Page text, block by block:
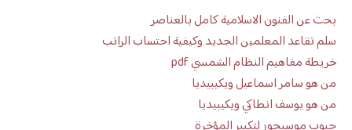
بحث عن الفنون الاسلامية كامل بالعناصر
سلم تقاعد المعلمين الجديد وكيفية احتساب الراتب
خريطة مفاهيم النظام الشمسي pdf
من هو سامر اسماعيل ويكيبيديا
من هو يوسف انطاكي ويكيبيديا